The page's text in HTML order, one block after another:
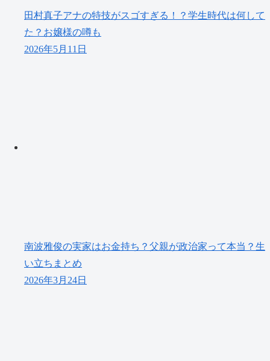
田村真子アナの特技がスゴすぎる！？学生時代は何して
た？お嬢様の噂も
2026年5月11日
南波雅俊の実家はお金持ち？父親が政治家って本当？生
い立ちまとめ
2026年3月24日